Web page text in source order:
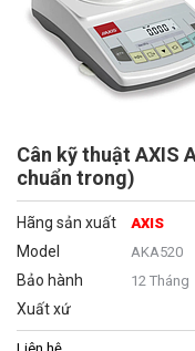
Cân kỹ thuật AXIS
chuẩn trong)
Hãng sản xuất AXIS
Model AKA520
Bảo hành 12 Tháng
Xuất xứ